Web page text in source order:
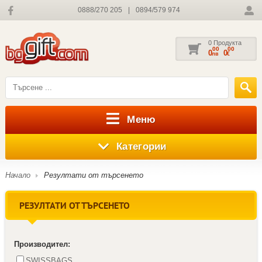
0888/270 205 0894/579 974
0 Продукта
000
лв 000
€
Меню
Категории
Начало Резултати от търсенето
РЕЗУЛТАТИ ОТ ТЪРСЕНЕТО
Производител: